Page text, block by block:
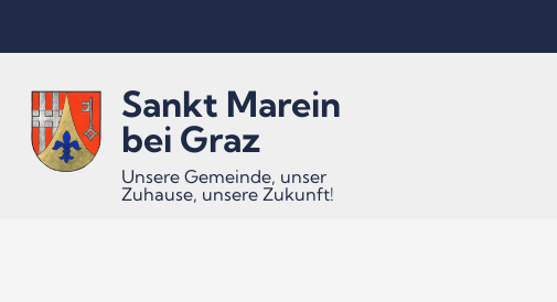
Inhalt
Accesskey
Hauptmenü
Accesskey
Quicklinks
Accesskey
Sankt Marein
bei Graz
Unsere Gemeinde, unser
Zuhause, unsere Zukunft!